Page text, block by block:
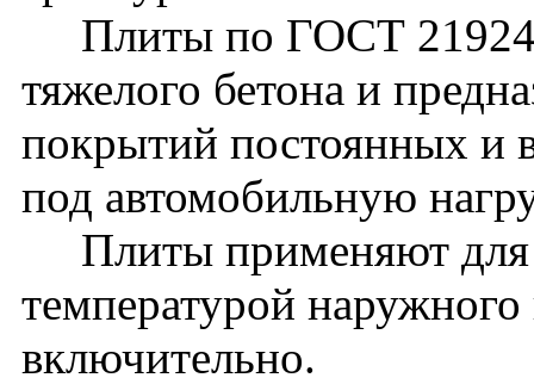
Плиты по ГОСТ
тяжелого бетона и
покрытий постоянных и
под автомобильную
Плиты применяют для
температурой
включительно.